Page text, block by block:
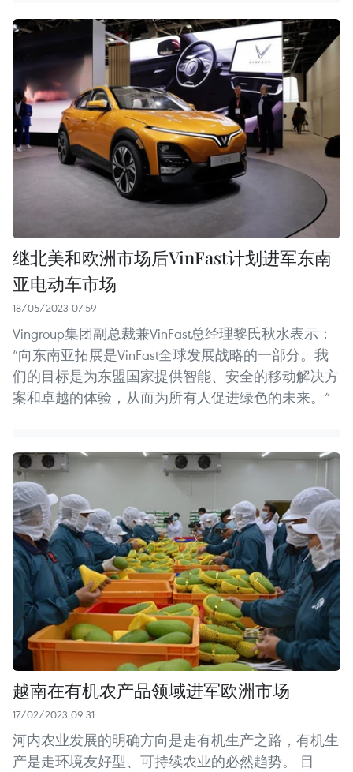
继北美和欧洲市场后VinFast计划进军东南
亚电动车市场
18/05/2023 07:59
Vingroup集团副总裁兼VinFast总经理黎氏秋水表示：
“向东南亚拓展是VinFast全球发展战略的一部分。我
们的目标是为东盟国家提供智能、安全的移动解决方
案和卓越的体验，从而为所有人促进绿色的未来。”
越南在有机农产品领域进军欧洲市场
17/02/2023 09:31
河内农业发展的明确方向是走有机生产之路，有机生
产是走环境友好型、可持续农业的必然趋势。 目